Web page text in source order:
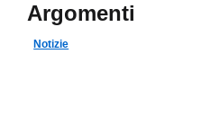
Argomenti
Notizie